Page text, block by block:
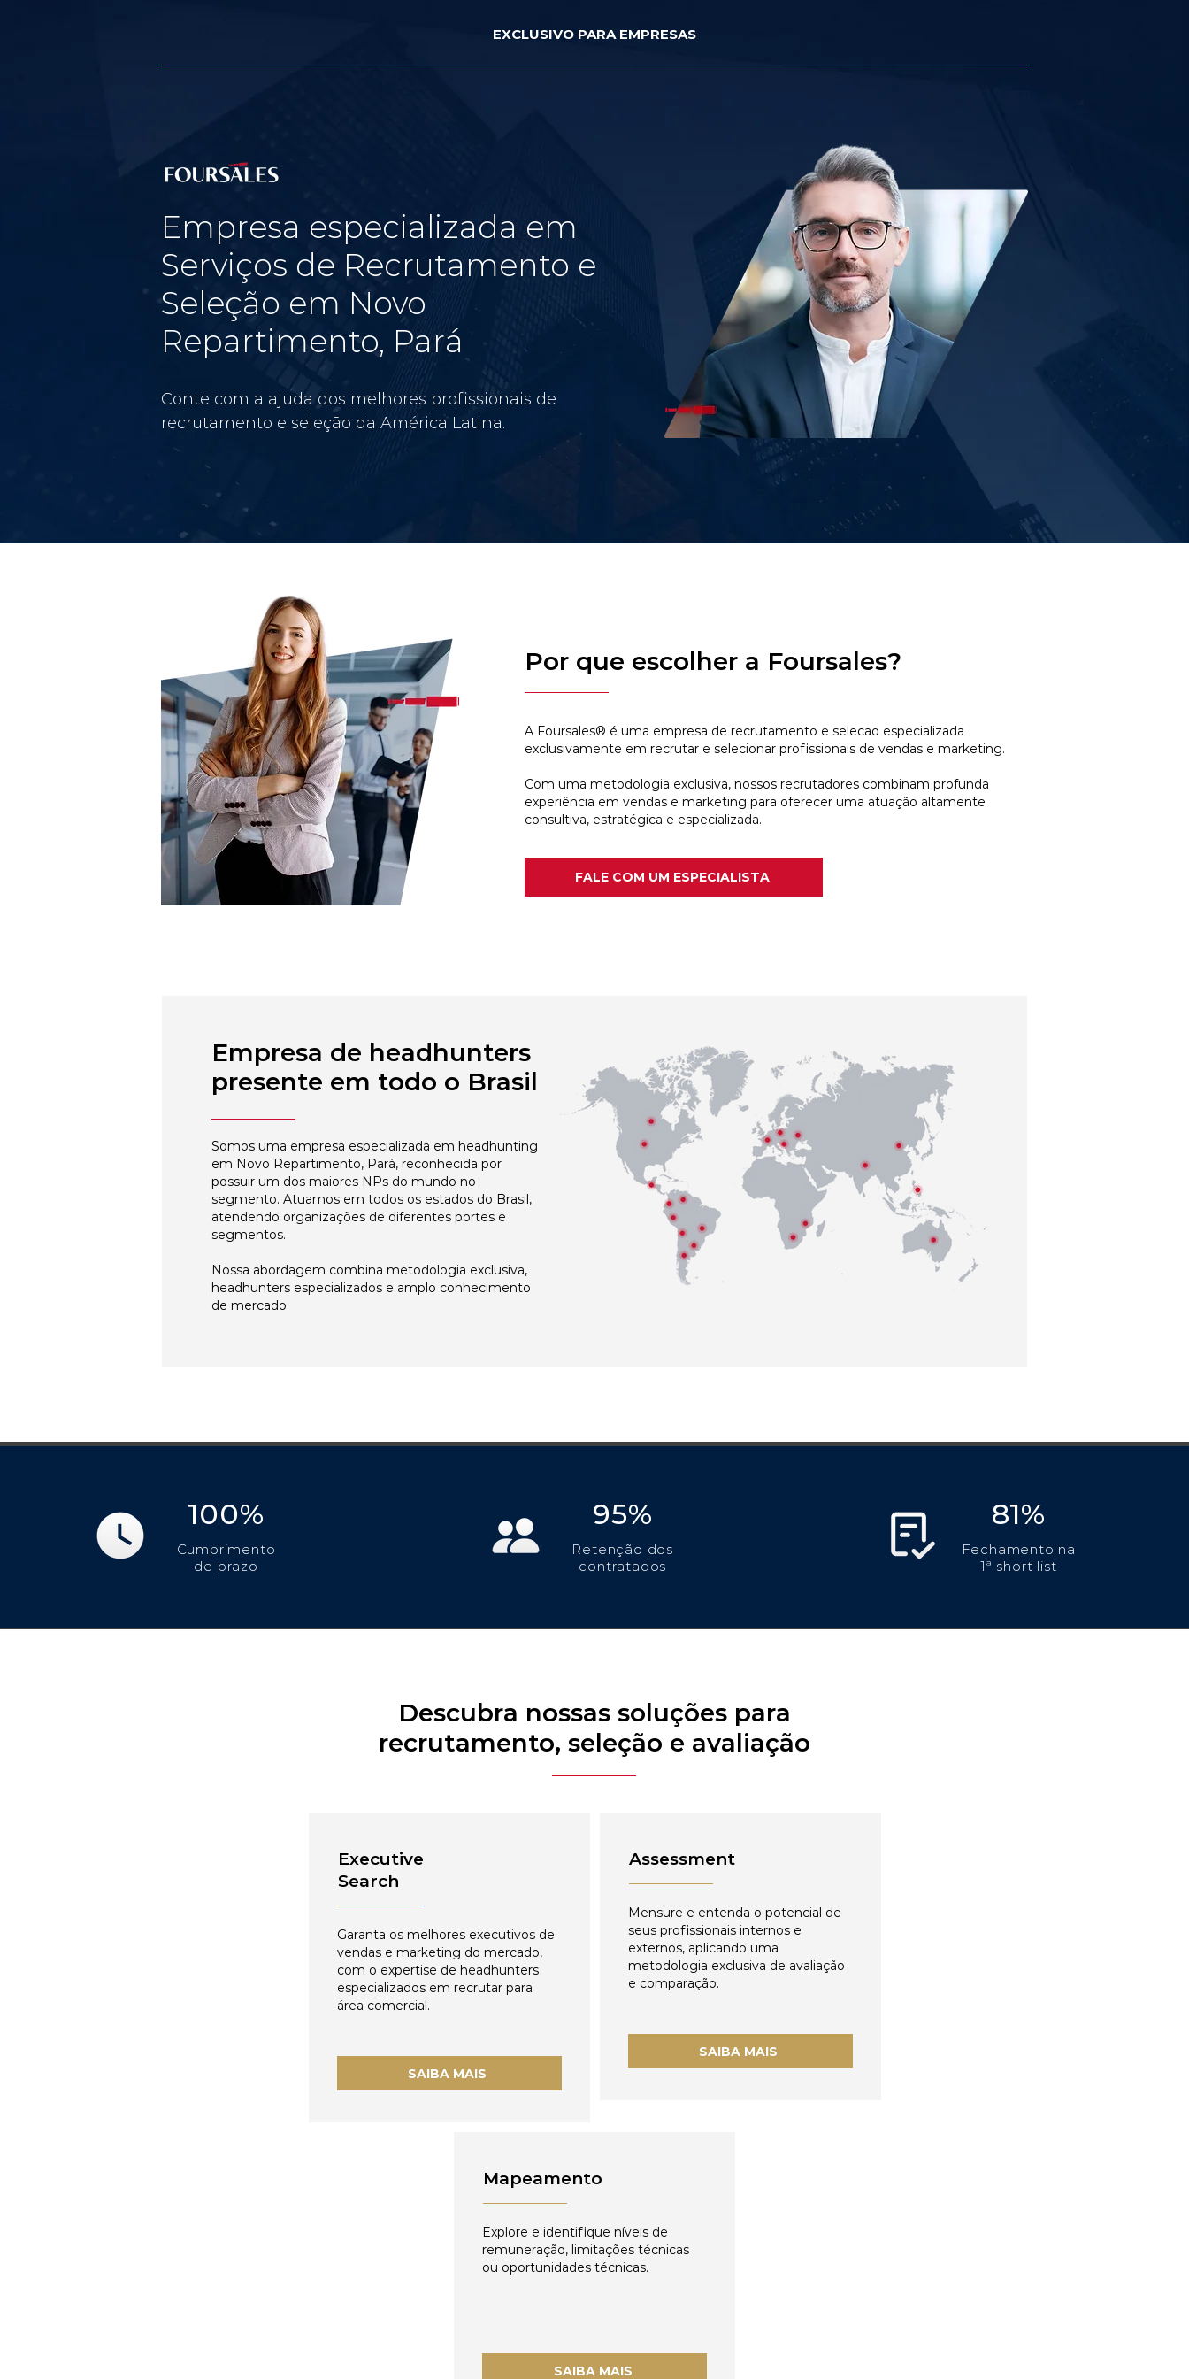
EXCLUSIVO PARA EMPRESAS
Empresa especializada em
Serviços de Recrutamento e
Seleção em Novo
Repartimento, Pará
Conte com a ajuda dos melhores profissionais de
recrutamento e seleção da América Latina.
Por que escolher a Foursales?
A Foursales® é uma empresa de recrutamento e selecao especializada
exclusivamente em recrutar e selecionar profissionais de vendas e marketing.
Com uma metodologia exclusiva, nossos recrutadores combinam profunda
experiência em vendas e marketing para oferecer uma atuação altamente
consultiva, estratégica e especializada.
FALE COM UM ESPECIALISTA
Empresa de headhunters
presente em todo o Brasil
Somos uma empresa especializada em headhunting
em Novo Repartimento, Pará, reconhecida por
possuir um dos maiores NPs do mundo no
segmento. Atuamos em todos os estados do Brasil,
atendendo organizações de diferentes portes e
segmentos.
Nossa abordagem combina metodologia exclusiva,
headhunters especializados e amplo conhecimento
de mercado.
100%
Cumprimento
de prazo
95%
Retenção dos
contratados
81%
Fechamento na
1ª short list
Descubra nossas soluções para
recrutamento, seleção e avaliação
Executive
Search
Garanta os melhores executivos de
vendas e marketing do mercado,
com o expertise de headhunters
especializados em recrutar para
área comercial.
SAIBA MAIS
Assessment
Mensure e entenda o potencial de
seus profissionais internos e
externos, aplicando uma
metodologia exclusiva de avaliação
e comparação.
SAIBA MAIS
Mapeamento
Explore e identifique níveis de
remuneração, limitações técnicas
ou oportunidades técnicas.
SAIBA MAIS